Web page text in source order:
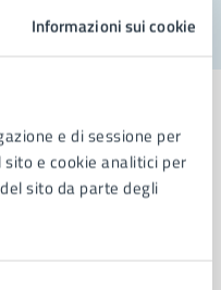
Informazioni sui cookie
e di sessione per
e cookie analitici per
sito da parte degli